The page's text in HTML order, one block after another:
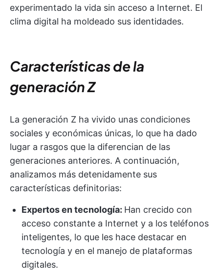
experimentado la vida sin acceso a Internet. El
clima digital ha moldeado sus identidades.
Características de la
generación Z
La generación Z ha vivido unas condiciones
sociales y económicas únicas, lo que ha dado
lugar a rasgos que la diferencian de las
generaciones anteriores. A continuación,
analizamos más detenidamente sus
características definitorias:
Expertos en tecnología: Han crecido con
acceso constante a Internet y a los teléfonos
inteligentes, lo que les hace destacar en
tecnología y en el manejo de plataformas
digitales.